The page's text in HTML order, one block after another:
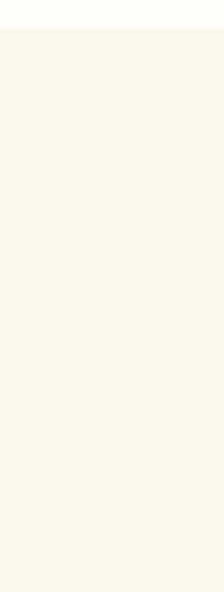
sistema. Es posible
correctamente.
sitio web. Almacenan
es agregada y, por lo